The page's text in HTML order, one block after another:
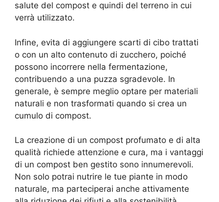
salute del compost e quindi del terreno in cui
verrà utilizzato.
Infine, evita di aggiungere scarti di cibo trattati
o con un alto contenuto di zucchero, poiché
possono incorrere nella fermentazione,
contribuendo a una puzza sgradevole. In
generale, è sempre meglio optare per materiali
naturali e non trasformati quando si crea un
cumulo di compost.
La creazione di un compost profumato e di alta
qualità richiede attenzione e cura, ma i vantaggi
di un compost ben gestito sono innumerevoli.
Non solo potrai nutrire le tue piante in modo
naturale, ma parteciperai anche attivamente